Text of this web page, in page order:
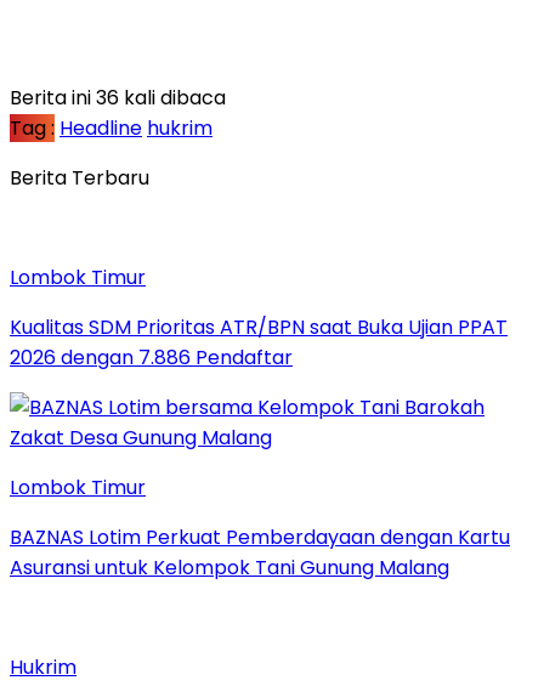
Berita ini 36 kali dibaca
Tag : Headline hukrim
Berita Terbaru
Lombok Timur
Kualitas SDM Prioritas ATR/BPN saat Buka Ujian PPAT
2026 dengan 7.886 Pendaftar
Lombok Timur
BAZNAS Lotim Perkuat Pemberdayaan dengan Kartu
Asuransi untuk Kelompok Tani Gunung Malang
Hukrim